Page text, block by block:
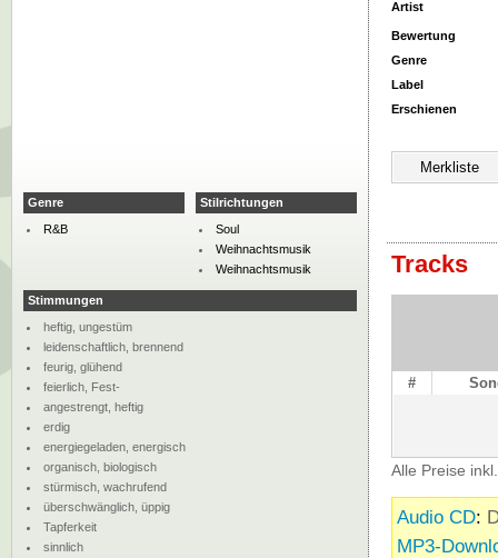
Artist
Bewertung
Genre
Label
Erschienen
Tracks
#
Alle Preise
Audio CD:
MP3-
Genre
R&B
Stilrichtungen
Soul
Weihnachtsmusik
Weihnachtsmusik
Stimmungen
heftig, ungestüm
leidenschaftlich, brennend
feurig, glühend
feierlich, Fest-
angestrengt, heftig
erdig
energiegeladen, energisch
organisch, biologisch
stürmisch, wachrufend
überschwänglich, üppig
Tapferkeit
sinnlich